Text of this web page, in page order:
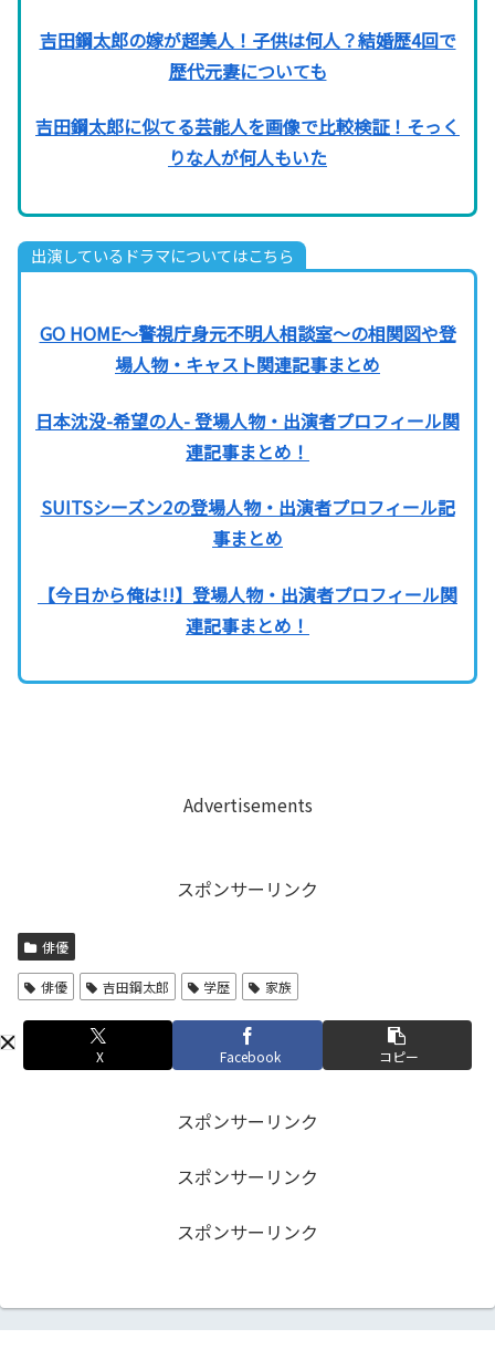
吉田鋼太郎の嫁が超美人！子供は何人？結婚歴4回で
歴代元妻についても
吉田鋼太郎に似てる芸能人を画像で比較検証！そっく
りな人が何人もいた
出演しているドラマについてはこちら
GO HOME～警視庁身元不明人相談室～の相関図や登
場人物・キャスト関連記事まとめ
日本沈没-希望の人- 登場人物・出演者プロフィール関
連記事まとめ！
SUITSシーズン2の登場人物・出演者プロフィール記
事まとめ
【今日から俺は!!】登場人物・出演者プロフィール関
連記事まとめ！
Advertisements
スポンサーリンク
俳優
俳優 吉田鋼太郎 学歴 家族
X Facebook コピー
スポンサーリンク
スポンサーリンク
スポンサーリンク